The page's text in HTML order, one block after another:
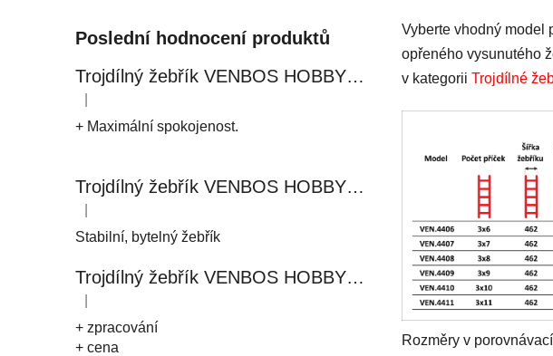
Poslední hodnocení produktů
Trojdílný žebřík VENBOS HOBBY 4409 3x9
Hodnocení produktu je 5 z 5 hvězdiček.
+ Maximální spokojenost.
Trojdílný žebřík VENBOS HOBBY 4411 3x11
Hodnocení produktu je 5 z 5 hvězdiček.
Stabilní, bytelný žebřík
Trojdílný žebřík VENBOS HOBBY 4408 3x8
Hodnocení produktu je 5 z 5 hvězdiček.
+ zpracování
+ cena
Vyberte vhodný model
opřeného vysunutého
v kategorii Trojdílné
Rozměry v